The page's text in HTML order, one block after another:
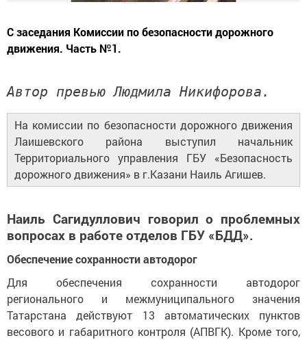
С заседания Комиссии по безопасности дорожного
движения. Часть №1.
Автор превью Людмила Никифорова.
На комиссии по безопасности дорожного движения
Лаишевского района выступил начальник
Территориального управления ГБУ «Безопасность
дорожного движения» в г.Казани Наиль Агишев.
Наиль Сагидуллович говорил о проблемных
вопросах в работе отделов ГБУ «БДД».
Обеспечение сохранности автодорог
Для обеспечения сохранности автодорог
регионального и межмуниципального значения
Татарстана действуют 13 автоматических пунктов
весового и габаритного контроля (АПВГК). Кроме того,